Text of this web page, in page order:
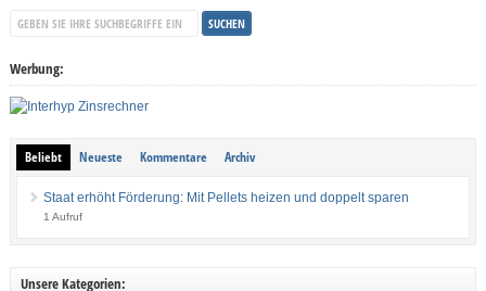
Werbung:
Beliebt Neueste Kommentare Archiv
Staat erhöht Förderung: Mit Pellets heizen und doppelt sparen
1 Aufruf
Unsere Kategorien: